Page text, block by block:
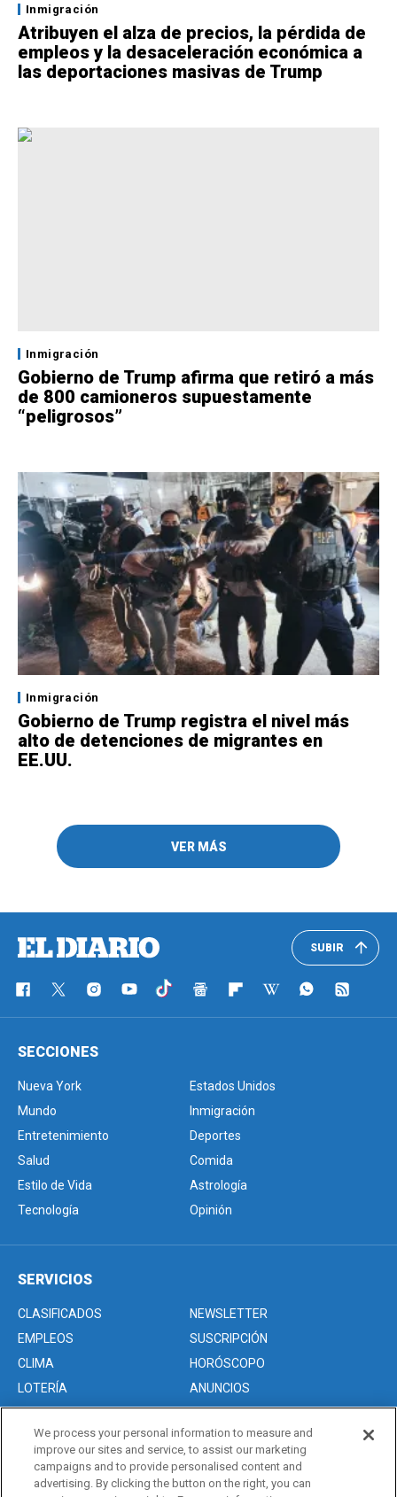
Inmigración
Atribuyen el alza de precios, la pérdida de
empleos y la desaceleración económica a
las deportaciones masivas de Trump
Inmigración
Gobierno de Trump afirma que retiró a más
de 800 camioneros supuestamente
“peligrosos”
Inmigración
Gobierno de Trump registra el nivel más
alto de detenciones de migrantes en
EE.UU.
VER MÁS
SUBIR
SECCIONES
Nueva York
Estados Unidos
Mundo
Inmigración
Entretenimiento
Deportes
Salud
Comida
Estilo de Vida
Astrología
Tecnología
Opinión
SERVICIOS
CLASIFICADOS
NEWSLETTER
EMPLEOS
SUSCRIPCIÓN
CLIMA
HORÓSCOPO
LOTERÍA
ANUNCIOS
Acerca de nosotros
Advertise with Us/Anuncios
We process your personal information to measure and
improve our sites and service, to assist our marketing
campaigns and to provide personalised content and
advertising. By clicking the button on the right, you can